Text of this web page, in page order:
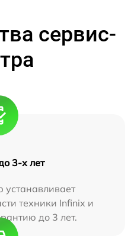
сервис-
3-х лет
устанавливает
техники Infinix и
до 3 лет.